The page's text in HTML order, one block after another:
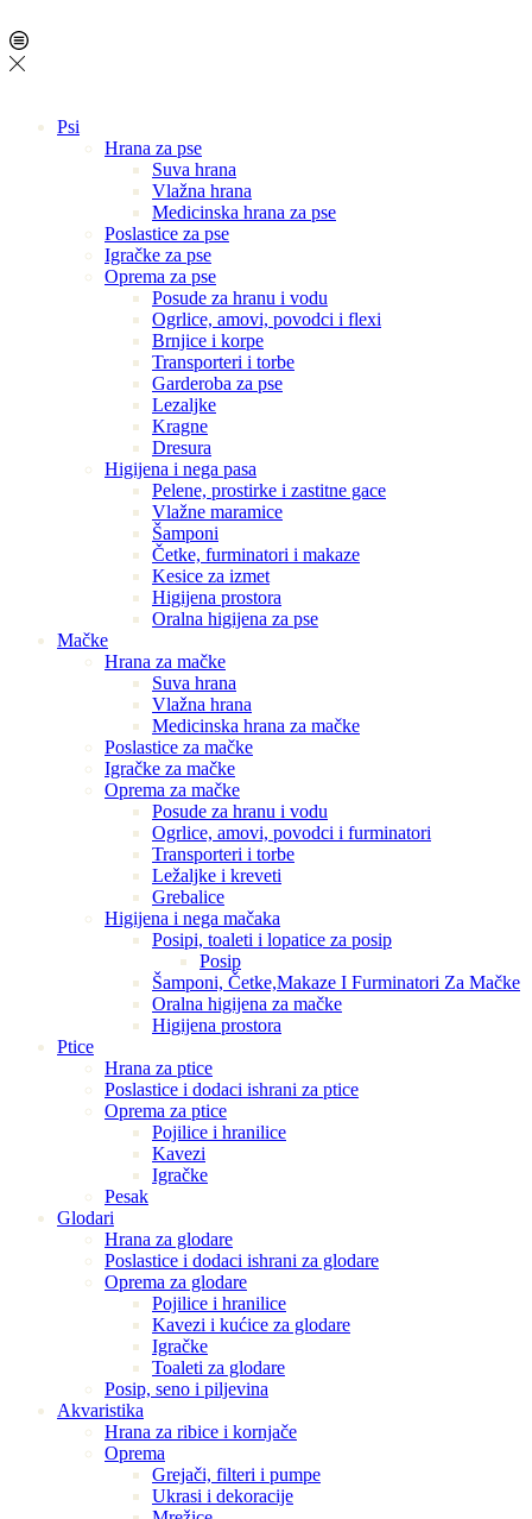
Psi
Hrana za pse
Suva hrana
Vlažna hrana
Medicinska hrana za pse
Poslastice za pse
Igračke za pse
Oprema za pse
Posude za hranu i vodu
Ogrlice, amovi, povodci i flexi
Brnjice i korpe
Transporteri i torbe
Garderoba za pse
Lezaljke
Kragne
Dresura
Higijena i nega pasa
Pelene, prostirke i zastitne gace
Vlažne maramice
Šamponi
Četke, furminatori i makaze
Kesice za izmet
Higijena prostora
Oralna higijena za pse
Mačke
Hrana za mačke
Suva hrana
Vlažna hrana
Medicinska hrana za mačke
Poslastice za mačke
Igračke za mačke
Oprema za mačke
Posude za hranu i vodu
Ogrlice, amovi, povodci i furminatori
Transporteri i torbe
Ležaljke i kreveti
Grebalice
Higijena i nega mačaka
Posipi, toaleti i lopatice za posip
Posip
Šamponi, Četke,Makaze I Furminatori Za Mačke
Oralna higijena za mačke
Higijena prostora
Ptice
Hrana za ptice
Poslastice i dodaci ishrani za ptice
Oprema za ptice
Pojilice i hranilice
Kavezi
Igračke
Pesak
Glodari
Hrana za glodare
Poslastice i dodaci ishrani za glodare
Oprema za glodare
Pojilice i hranilice
Kavezi i kućice za glodare
Igračke
Toaleti za glodare
Posip, seno i piljevina
Akvaristika
Hrana za ribice i kornjače
Oprema
Grejači, filteri i pumpe
Ukrasi i dekoracije